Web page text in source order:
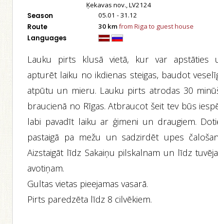
Ķekavas nov., LV2124
Season 05.01 - 31.12
Route 30 kmfrom Riga to guest house
Languages
Lauku pirts klusā vietā, kur var apstāties
apturēt laiku no ikdienas steigas, baudot
atpūtu un mieru. Lauku pirts atrodas 30
braucienā no Rīgas. Atbraucot šeit tev būs
labi pavadīt laiku ar ģimeni un draugiem.
pastaigā pa mežu un sadzirdēt upes
Aizstaigāt līdz Sakaiņu pilskalnam un līdz
avotiņam.
Gultas vietas pieejamas vasarā.
Pirts paredzēta līdz 8 cilvēkiem.